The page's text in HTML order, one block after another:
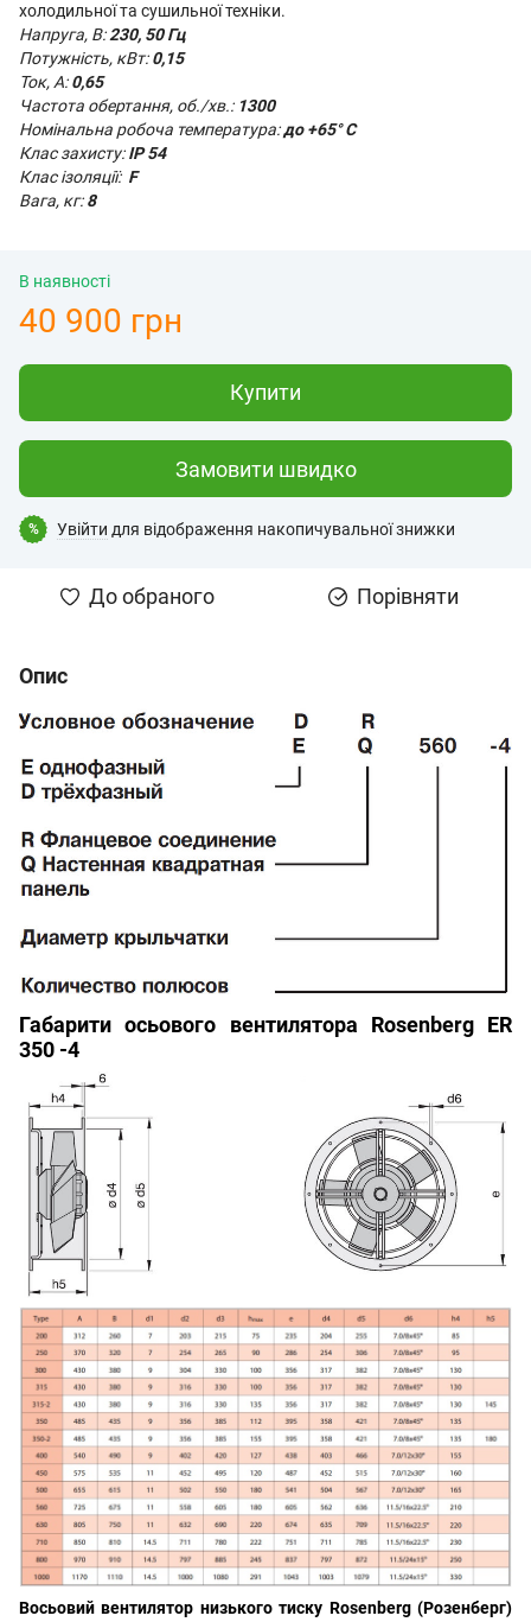
холодильної та сушильної техніки.
Напруга, В:230, 50 Гц
Потужність, кВт:0,15
Ток, А:0,65
Частота обертання, об./хв.:1300
Номінальна робоча температура:до +65° C
Клас захисту: IP 54
Клас ізоляції: F
Вага, кг:8
В наявності
40 900 грн
Купити
Замовити швидко
% Увійти для відображення накопичувальної знижки
До обраного Порівняти
Опис
Габарити осьового вентилятора Rosenberg ER
350 -4
Восьовий вентилятор низького тиску Rosenberg (Розенберг)